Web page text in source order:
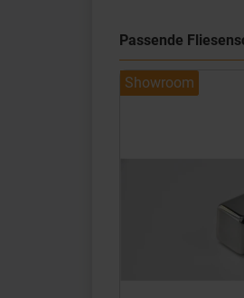
Passende
Showroom